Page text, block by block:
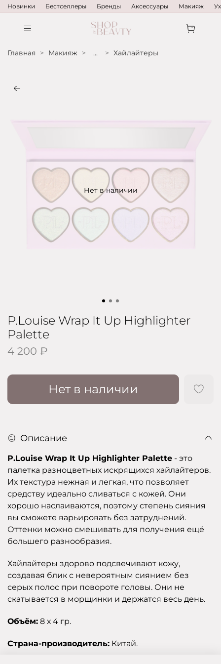
Новинки Бестселлеры Бренды Аксессуары Макияж
Главная Макияж ... Хайлайтеры
Нет в наличии
P.Louise Wrap It Up Highlighter
Palette
4 200 ₽
Нет в наличии
Описание
P.Louise Wrap It Up Highlighter Palette - это
палетка разноцветных искрящихся хайлайтеров.
Их текстура нежная и легкая, что позволяет
средству идеально сливаться с кожей. Они
хорошо наслаиваются, поэтому степень сияния
вы сможете варьировать без затруднений.
Оттенки можно смешивать для получения ещё
большего разнообразия.
Хайлайтеры здорово подсвечивают кожу,
создавая блик с невероятным сиянием без
серых полос при повороте головы. Они не
скатывается в морщинки и держатся весь день.
Объём: 8 х 4 гр.
Страна-производитель: Китай.